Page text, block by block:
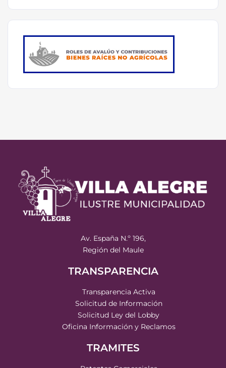
Av. España N.º 196,
Región del Maule
TRANSPARENCIA
Transparencia Activa
Solicitud de Información
Solicitud Ley del Lobby
Oficina Información y Reclamos
TRAMITES